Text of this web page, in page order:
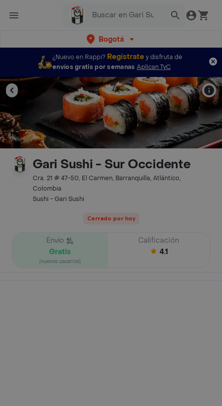
Bogotá
¿Nuevo en Rappi? Regístratey disfruta de
envíos gratis por semanas Aplican TyC
Gari Sushi - Sur Occidente
Cra. 21 # 47-50, El Carmen, Barranquilla, Atlántico,
Colombia
Sushi - Gari Sushi
Cerrado por hoy
Envío
Gratis
(nuevos usuarios)
Calificación
4.1